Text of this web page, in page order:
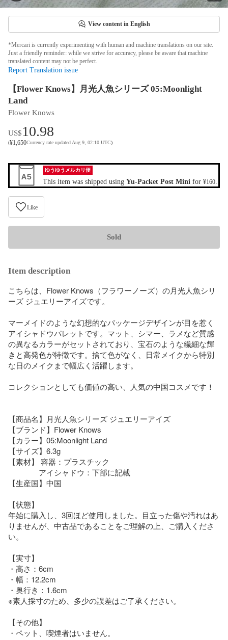
View content in English
*Mercari is currently experimenting with human and machine translations on our site.
Just a friendly reminder: while we strive for accuracy, please be aware that machine
translated content may not be perfect.
Report Translation issue
【Flower Knows】月光人魚シリーズ 05:Moonlight
Land
Flower Knows
US$10.98
(¥1,650Currency rate updated Aug 9, 02:10 UTC)
ゆうゆうメルカリ便
This item was shipped using Yu-Packet Post Mini for ¥160
Like
Sold
Item description
こちらは、Flower Knows（フラワーノーズ）の月光人魚シリ
ーズ ジュエリーアイズです。
​マーメイドのような幻想的なパッケージデザインが目を惹く
アイシャドウパレットです。マット、シマー、ラメなど質感
の異なるカラーがセットされており、宝石のような繊細な輝
きと高発色が特徴です。捨て色がなく、日常メイクから特別
な日のメイクまで幅広く活躍します。
​コレクションとしても価値の高い、人気の中国コスメです！
【商品名】月光人魚シリーズ ジュエリーアイズ
【ブランド】Flower Knows
【カラー】05:Moonlight Land
【サイズ】6.3g
【素材】 容器：プラスチック
アイシャドウ：下部に記載
【生産国】中国
【状態】
年始に購入し、3回ほど使用しました。目立った傷や汚れはあ
りませんが、中古品であることをご理解の上、ご購入くださ
い。
【実寸】
・高さ：6cm
・幅：12.2cm
・奥行き：1.6cm
※素人採寸のため、多少の誤差はご了承ください。
【その他】
・ペット、喫煙者はいません。